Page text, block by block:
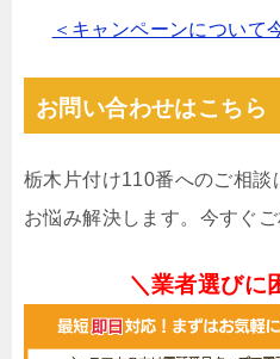
＜キャンペーンについて
お問い合わせはこちら
栃木片付け110番へのご相
お悩み解決します。今すぐご
＼業者選びに